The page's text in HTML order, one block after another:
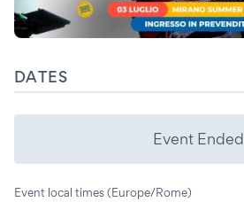
DATES
Event Ended
Event local times (Europe/Rome)